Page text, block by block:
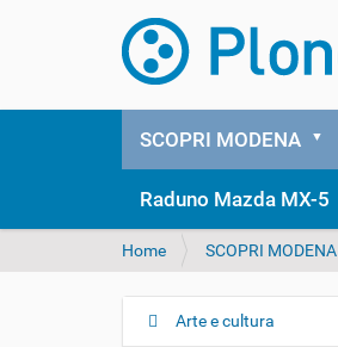
SCOPRI MODENA
Raduno Mazda MX-5
T
s
Home SCOPRI MODENA
N
Arte e cultura